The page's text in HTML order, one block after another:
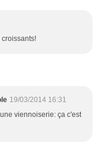
19/03/2014 16:31
viennoiserie: ça c'est